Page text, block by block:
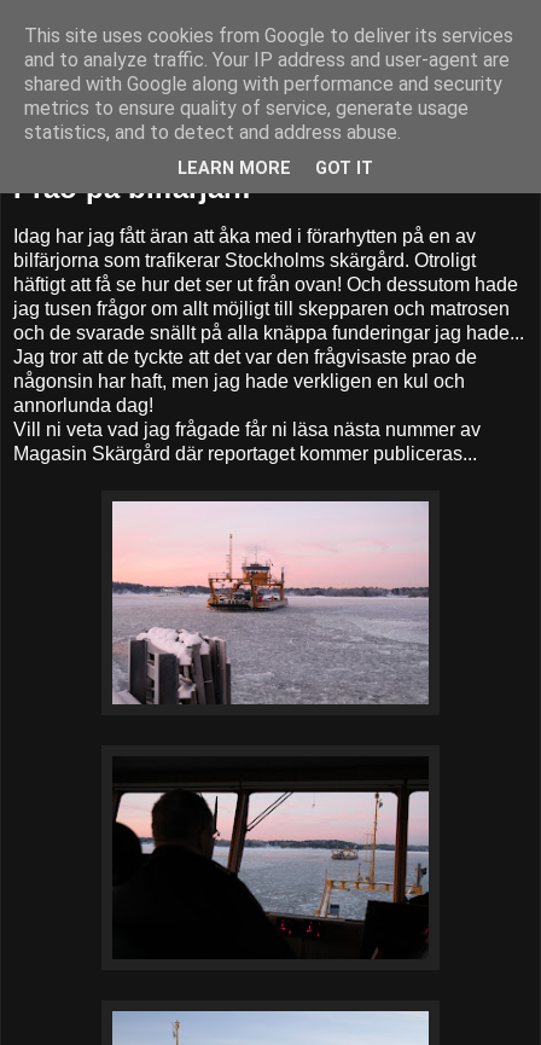
52adventures
Prao på bilfärjan!
Idag har jag fått äran att åka med i förarhytten på en av
bilfärjorna som trafikerar Stockholms skärgård. Otroligt
häftigt att få se hur det ser ut från ovan! Och dessutom hade
jag tusen frågor om allt möjligt till skepparen och matrosen
och de svarade snällt på alla knäppa funderingar jag hade...
Jag tror att de tyckte att det var den frågvisaste prao de
någonsin har haft, men jag hade verkligen en kul och
annorlunda dag!
Vill ni veta vad jag frågade får ni läsa nästa nummer av
Magasin Skärgård där reportaget kommer publiceras...
This site uses cookies from Google to deliver its services
and to analyze traffic. Your IP address and user-agent are
shared with Google along with performance and security
metrics to ensure quality of service, generate usage
statistics, and to detect and address abuse.
LEARN MORE GOT IT